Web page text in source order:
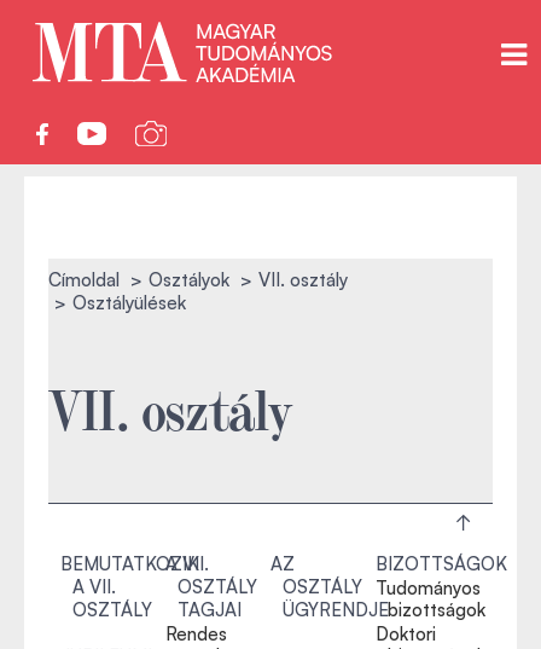
Címoldal Osztályok
VII. osztály
Osztályülések
VII. osztály
BEMUTATKOZIK
A VII.
OSZTÁLY
A VII.
OSZTÁLY
TAGJAI
Rendes
AZ
OSZTÁLY
ÜGYRENDJE
BIZOTTSÁGOK
Tudományos
bizottságok
Doktori